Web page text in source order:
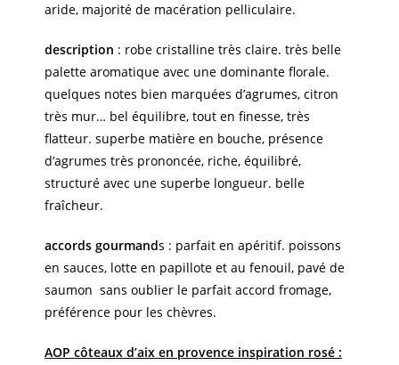
aride, majorité de macération pelliculaire.
description : robe cristalline très claire. très belle
palette aromatique avec une dominante florale.
quelques notes bien marquées d’agrumes, citron
très mur… bel équilibre, tout en finesse, très
flatteur. superbe matière en bouche, présence
d’agrumes très prononcée, riche, équilibré,
structuré avec une superbe longueur. belle
fraîcheur.
accords gourmands : parfait en apéritif. poissons
en sauces, lotte en papillote et au fenouil, pavé de
saumon sans oublier le parfait accord fromage,
préférence pour les chèvres.
AOP côteaux d’aix en provence inspiration rosé :